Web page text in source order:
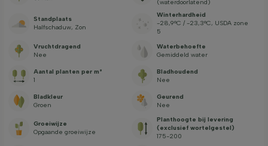
(waterdoorlatend)
Standplaats
Halfschaduw, Zon
Winterhardheid
-28,9°C / -23,3°C, USDA zone
5
Vruchtdragend
Nee
Waterbehoefte
Gemiddeld water
Aantal planten per m²
1
Bladhoudend
Nee
Bladkleur
Groen
Geurend
Nee
Groeiwijze
Opgaande groeiwijze
Planthoogte bij levering
(exclusief wortelgestel)
175-200